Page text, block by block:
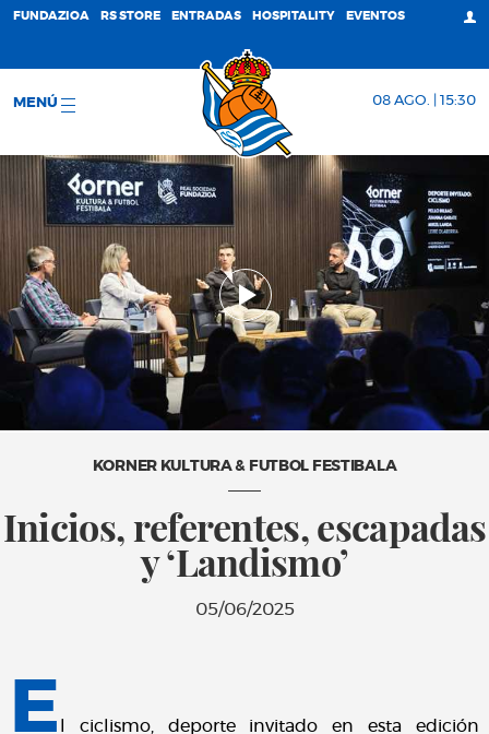
FUNDAZIOA RS STORE ENTRADAS HOSPITALITY EVENTOS
MENÚ 08 AGO. | 15:30
KORNER KULTURA & FUTBOL FESTIBALA
Inicios, referentes, escapadas
y ‘Landismo’
05/06/2025
E
l ciclismo, deporte invitado en esta edición